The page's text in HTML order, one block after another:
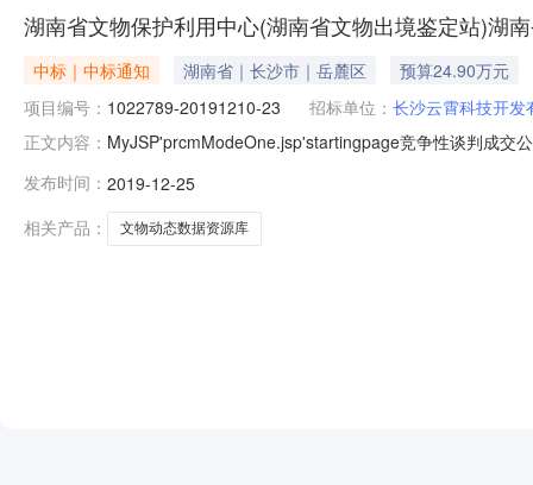
湖南省文物保护利用中心(湖南省文物出境鉴定站)湖
中标｜中标通知 湖南省｜长沙市｜岳麓区
预算24.90万元
项目编号： 1022789-20191210-23 招标单位： 长沙云霄科技开发
正文内容： MyJSP'prcmModeOne.jsp'startingpage竞争性谈判成交
省文物动态数据资源库项目建设前期详细需求任务书预
发布时间： 2019-12-25
相关产品：
文物动态数据资源库